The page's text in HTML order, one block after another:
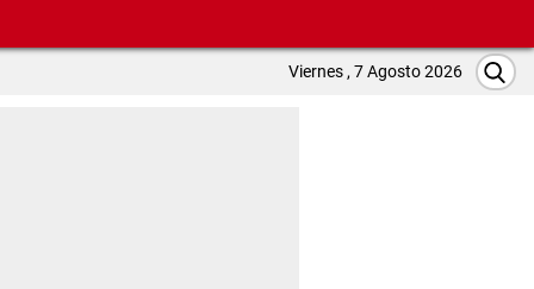
Viernes , 7 Agosto 2026